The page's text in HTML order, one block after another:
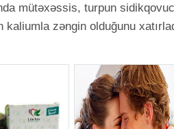
mütəxəssis, turpun
kaliumla zəngin olduğunu